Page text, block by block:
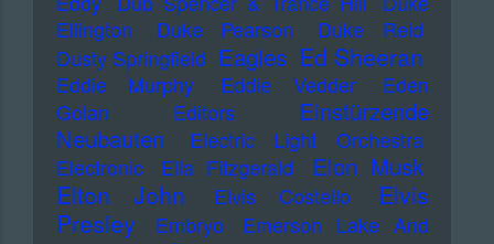
Ellington
Duke Pearson
Duke Reid
Dusty Springfield Eagles Ed Sheeran
Eddie Murphy Eddie Vedder
Eden
Golan
Editors
Einstürzende
Neubauten
Electric Light Orchestra
Electronic
Ella Fitzgerald Elon Musk
Elton John Elvis Costello
Elvis
Presley
Embryo
Emerson Lake And